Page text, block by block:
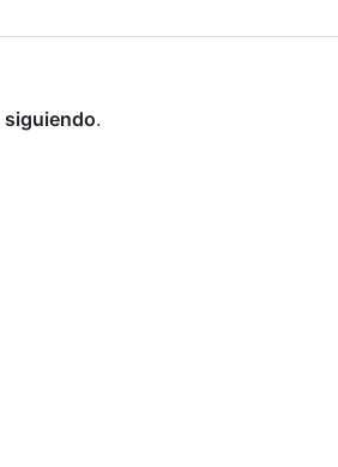
siguiendo.